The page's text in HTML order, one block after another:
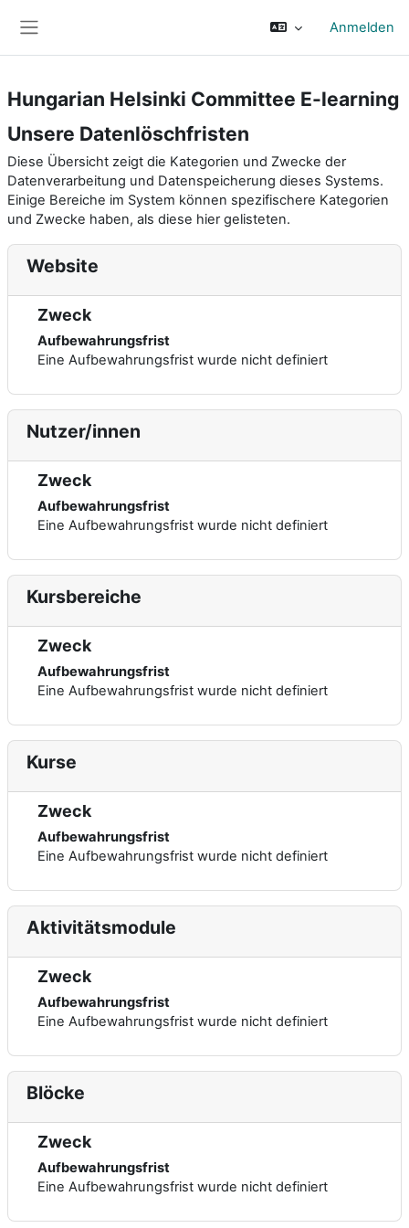
Anmelden
Hungarian Helsinki Committee E-learning
Unsere Datenlöschfristen
Diese Übersicht zeigt die Kategorien und Zwecke der
Datenverarbeitung und Datenspeicherung dieses Systems.
Einige Bereiche im System können spezifischere Kategorien
und Zwecke haben, als diese hier gelisteten.
Website
Zweck
Aufbewahrungsfrist
Eine Aufbewahrungsfrist wurde nicht definiert
Nutzer/innen
Zweck
Aufbewahrungsfrist
Eine Aufbewahrungsfrist wurde nicht definiert
Kursbereiche
Zweck
Aufbewahrungsfrist
Eine Aufbewahrungsfrist wurde nicht definiert
Kurse
Zweck
Aufbewahrungsfrist
Eine Aufbewahrungsfrist wurde nicht definiert
Aktivitätsmodule
Zweck
Aufbewahrungsfrist
Eine Aufbewahrungsfrist wurde nicht definiert
Blöcke
Zweck
Aufbewahrungsfrist
Eine Aufbewahrungsfrist wurde nicht definiert